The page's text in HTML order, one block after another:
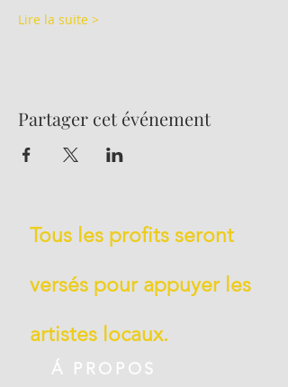
Lire la suite >
Partager cet événement
Tous les profits seront
versés pour appuyer les
artistes locaux.
Á PROPOS